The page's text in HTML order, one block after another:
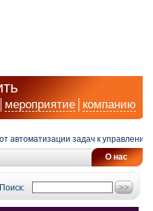
мероприятие компанию
задач к управлению
О нас
Поиск: